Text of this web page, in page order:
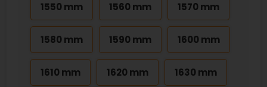
1550 mm 1560 mm 1570 mm
1580 mm 1590 mm 1600 mm
1610 mm 1620 mm 1630 mm